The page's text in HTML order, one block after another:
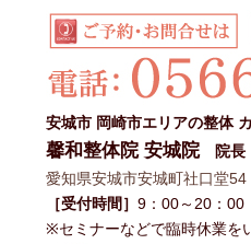
安城市 岡崎市エリアの整体
馨和整体院 安城院院長
愛知県安城市安城町社口堂54
［受付時間］ 9：00～20：00
※セミナーなどで臨時休業を